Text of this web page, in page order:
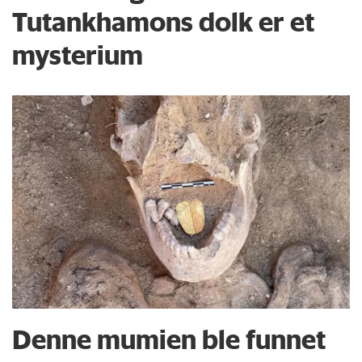
Tutankhamons dolk er et
mysterium
Denne mumien ble funnet